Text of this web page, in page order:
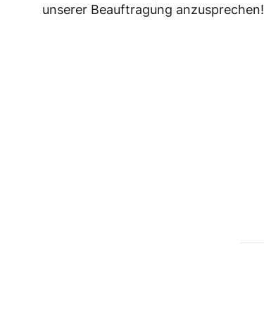
unserer Beauftragung anzusprechen!